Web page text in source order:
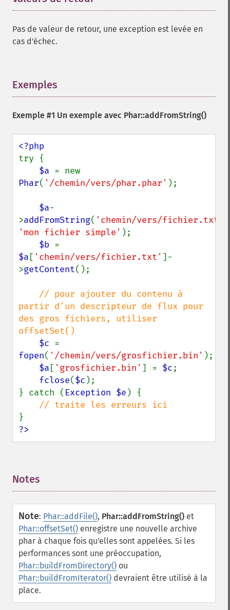
Pas de valeur de retour, une exception est levée en
cas d'échec.
Exemples
Exemple #1 Un exemple avec Phar::addFromString()
try {
$a
Phar( '/chemin/vers/phar.phar' );
$a-
>addFromString( 'chemin/vers/fichier.txt'
'mon fichier simple' );
$b
$a [ 'chemin/vers/fichier.txt' ]-
>getContent();
// pour ajouter du contenu à
partir d'un descripteur de flux pour
des gros fichiers, utiliser
offsetSet()
$c
fopen( '/chemin/vers/grosfichier.bin' );
$a [ 'grosfichier.bin' ] = $c;
fclose($c );
} catch ( Exception $e ) {
?>
Notes
Note: Phar::addFile(), Phar::addFromString() et
Phar::offsetSet() enregistre une nouvelle archive
phar à chaque fois qu'elles sont appelées. Si les
performances sont une préoccupation,
Phar::buildFromDirectory() ou
Phar::buildFromIterator() devraient être utilisé à la
place.